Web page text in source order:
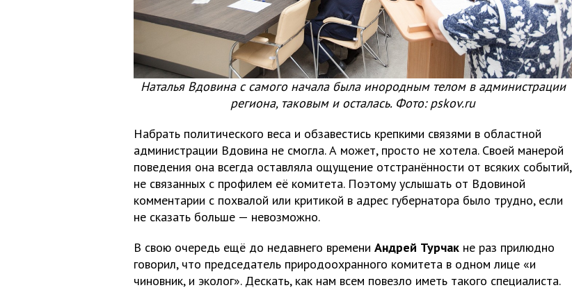
Наталья Вдовина с самого начала была инородным телом в администрации
региона, таковым и осталась. Фото: pskov.ru
Набрать политического веса и обзавестись крепкими связями в областной
администрации Вдовина не смогла. А может, просто не хотела. Своей манерой
поведения она всегда оставляла ощущение отстранённости от всяких событий,
не связанных с профилем её комитета. Поэтому услышать от Вдовиной
комментарии с похвалой или критикой в адрес губернатора было трудно, если
не сказать больше — невозможно.
В свою очередь ещё до недавнего времени Андрей Турчак не раз прилюдно
говорил, что председатель природоохранного комитета в одном лице «и
чиновник, и эколог». Дескать, как нам всем повезло иметь такого специалиста.